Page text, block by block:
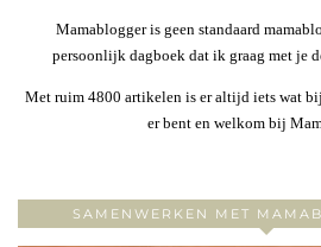
Mamablogger is geen standaard
persoonlijk dagboek dat ik graag met je
Met ruim 4800 artikelen is er altijd iets wat
er bent en welkom bij
SAMENWERKEN MET